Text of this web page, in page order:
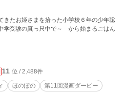
きたお姫さまを拾った小学校６年の少年聡
学受験の真っ只中で～ から始まるごはん
11 位 / 2,488件
ほのぼの
第11回漫画ダービー